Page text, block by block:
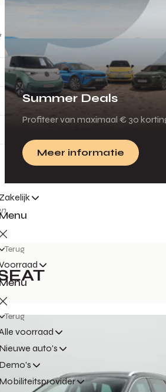
Summer Deals
Profiteer van maximaal € 30
Meer informatie
Zakelijk
Terug
Terug
voorraad
Nieuwe auto's
Demo's
Mobiliteitsprovider
2024 2023
558.100 519.200 7,5%
248.100 230.700 7,5%